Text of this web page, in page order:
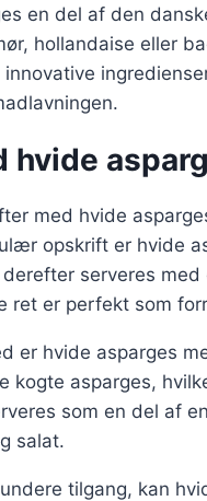
en del af den
hollandaise eller
hvide
med hvide
opskrift er hvide
serveres
ret er perfekt som
er hvide asparges
kogte asparges,
som en del af
salat.
tilgang, kan